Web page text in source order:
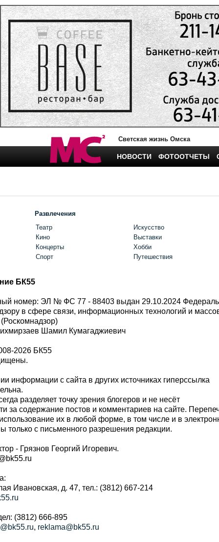
Светская жизнь Омска
НОВОСТИ ФОТООТЧЕТЫ
Развлечения
Театр
Кино
Концерты
Спорт
Искусство
Выставки
Хобби
Путешествия
БК55
номер: ЭЛ № ФС 77 - 88403 выдан 29.10.2024
в сфере связи, информационных технологий и
Шамил Кумагаджиевич
2026 БК55
информации с сайта в других источниках гиперссылка
разделяет точку зрения блогеров и не несёт
за содержание постов и комментариев на сайте.
их в любой форме, в том числе и в
с письменного разрешения редакции.
- Грязнов Георгий Игоревич.
Ивановская, д. 47, тел.: (3812) 667-214
(3812) 666-895
, reklama@bk55.ru